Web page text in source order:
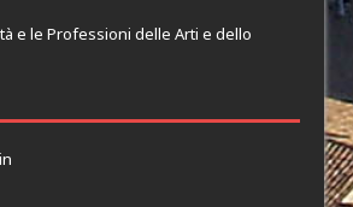
e le Professioni delle Arti e dello